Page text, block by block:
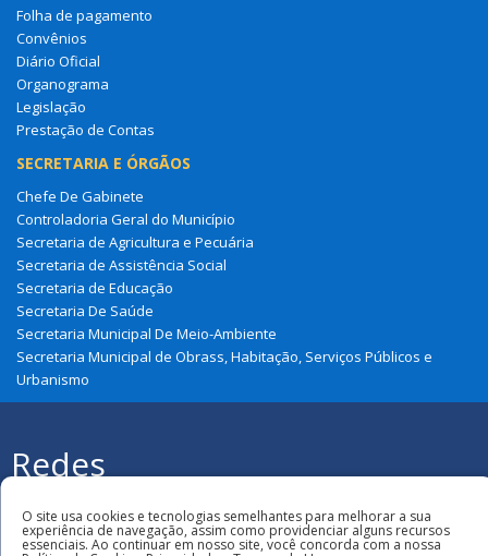
Folha de pagamento
Convênios
Diário Oficial
Organograma
Legislação
Prestação de Contas
SECRETARIA E ÓRGÃOS
Chefe De Gabinete
Controladoria Geral do Município
Secretaria de Agricultura e Pecuária
Secretaria de Assistência Social
Secretaria de Educação
Secretaria De Saúde
Secretaria Municipal De Meio-Ambiente
Secretaria Municipal de Obrass, Habitação, Serviços Públicos e
Urbanismo
Redes
Sociais
Municipal de Cajapió
O site usa cookies e tecnologias semelhantes para melhorar a sua
experiência de navegação, assim como providenciar alguns recursos
essenciais. Ao continuar em nosso site, você concorda com a nossa